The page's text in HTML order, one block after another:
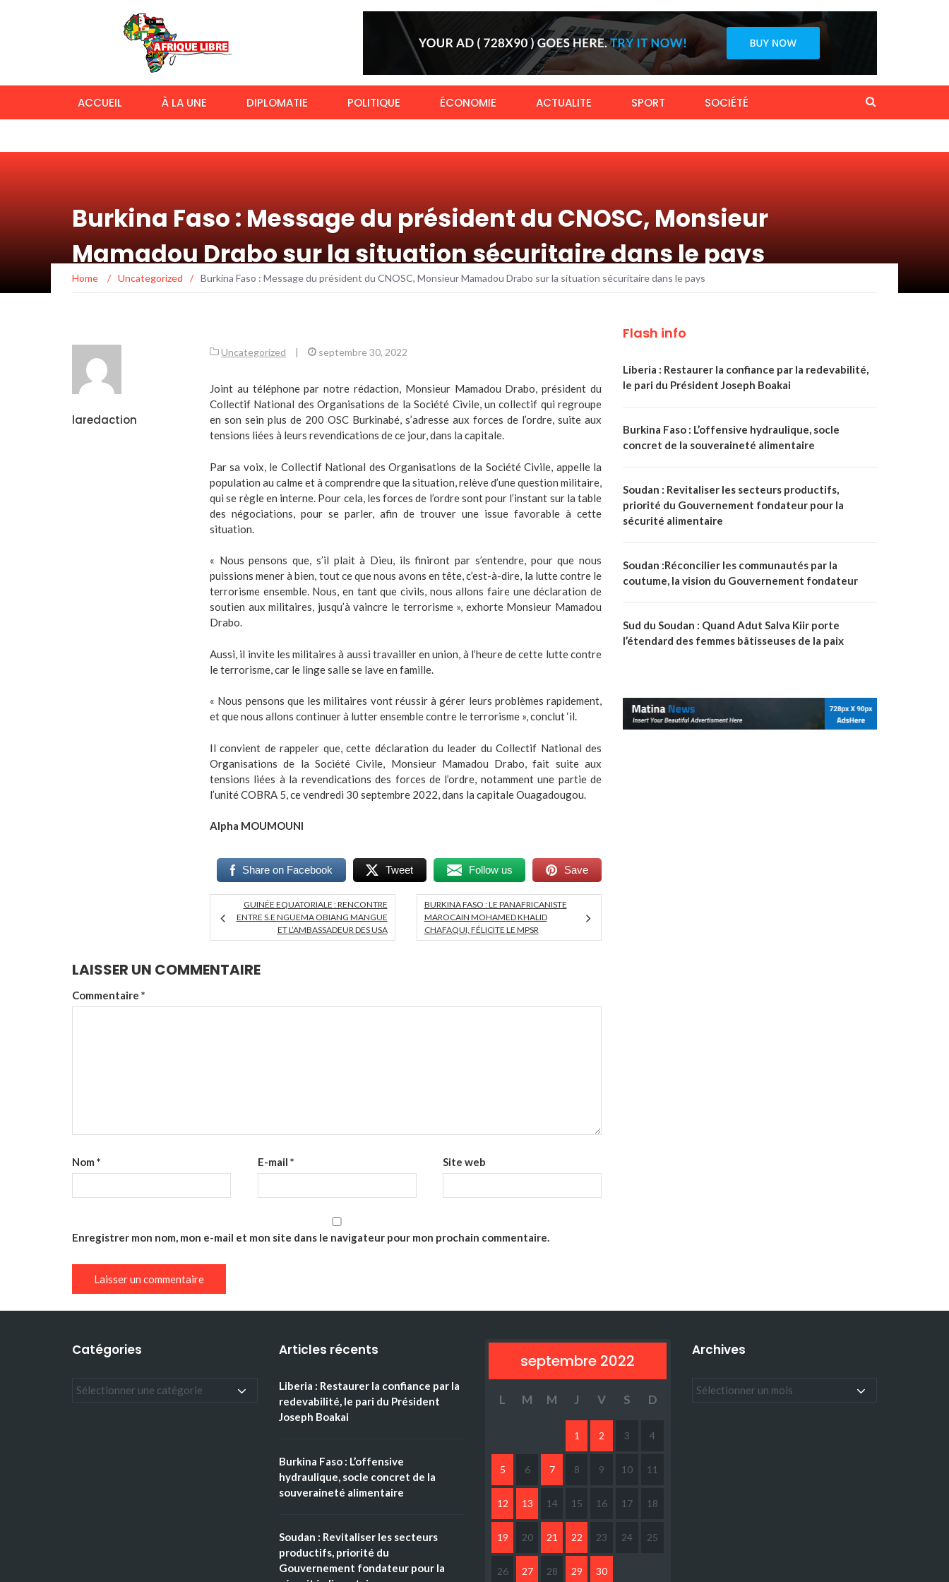
ACCUEIL À LA UNE DIPLOMATIE POLITIQUE ÉCONOMIE ACTUALITE SPORT SOCIÉTÉ
Burkina Faso : Message du président du CNOSC, Monsieur
Mamadou Drabo sur la situation sécuritaire dans le pays
Home / Uncategorized / Burkina Faso : Message du président du CNOSC, Monsieur Mamadou Drabo sur la situation sécuritaire dans le pays
laredaction
Uncategorized septembre 30, 2022
Joint au téléphone par notre rédaction, Monsieur Mamadou Drabo, président du
Collectif National des Organisations de la Société Civile, un collectif qui regroupe
en son sein plus de 200 OSC Burkinabé, s’adresse aux forces de l’ordre, suite aux
tensions liées à leurs revendications de ce jour, dans la capitale.
Par sa voix, le Collectif National des Organisations de la Société Civile, appelle la
population au calme et à comprendre que la situation, relève d’une question militaire,
qui se règle en interne. Pour cela, les forces de l’ordre sont pour l’instant sur la table
des négociations, pour se parler, afin de trouver une issue favorable à cette
situation.
« Nous pensons que, s’il plait à Dieu, ils finiront par s’entendre, pour que nous
puissions mener à bien, tout ce que nous avons en tête, c’est-à-dire, la lutte contre le
terrorisme ensemble. Nous, en tant que civils, nous allons faire une déclaration de
soutien aux militaires, jusqu’à vaincre le terrorisme », exhorte Monsieur Mamadou
Drabo.
Aussi, il invite les militaires à aussi travailler en union, à l’heure de cette lutte contre
le terrorisme, car le linge salle se lave en famille.
« Nous pensons que les militaires vont réussir à gérer leurs problèmes rapidement,
et que nous allons continuer à lutter ensemble contre le terrorisme », conclut ‘il.
Il convient de rappeler que, cette déclaration du leader du Collectif National des
Organisations de la Société Civile, Monsieur Mamadou Drabo, fait suite aux
tensions liées à la revendications des forces de l’ordre, notamment une partie de
l’unité COBRA 5, ce vendredi 30 septembre 2022, dans la capitale Ouagadougou.
Alpha MOUMOUNI
Share on Facebook Tweet Follow us Save
GUINÉE EQUATORIALE : RENCONTRE
ENTRE S.E NGUEMA OBIANG MANGUE
ET L’AMBASSADEUR DES USA
BURKINA FASO : LE PANAFRICANISTE
MAROCAIN MOHAMED KHALID
CHAFAQUI, FÉLICITE LE MPSR
LAISSER UN COMMENTAIRE
Commentaire *
Nom * E-mail * Site web
Enregistrer mon nom, mon e-mail et mon site dans le navigateur pour mon prochain commentaire.
Flash info
Liberia : Restaurer la confiance par la redevabilité,
le pari du Président Joseph Boakai
Burkina Faso : L’offensive hydraulique, socle
concret de la souveraineté alimentaire
Soudan : Revitaliser les secteurs productifs,
priorité du Gouvernement fondateur pour la
sécurité alimentaire
Soudan :Réconcilier les communautés par la
coutume, la vision du Gouvernement fondateur
Sud du Soudan : Quand Adut Salva Kiir porte
l’étendard des femmes bâtisseuses de la paix
Catégories Articles récents
Liberia : Restaurer la confiance par la
redevabilité, le pari du Président
Joseph Boakai
Burkina Faso : L’offensive
hydraulique, socle concret de la
souveraineté alimentaire
Soudan : Revitaliser les secteurs
productifs, priorité du
Gouvernement fondateur pour la
septembre 2022
L M M J V S D
1 2 3 4
5 6 7 8 9 10 11
12 13 14 15 16 17 18
19 20 21 22 23 24 25
26 27 28 29 30
Archives